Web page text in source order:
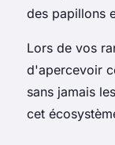
des papillons
Lors de vos
d'apercevoir
sans jamais
cet